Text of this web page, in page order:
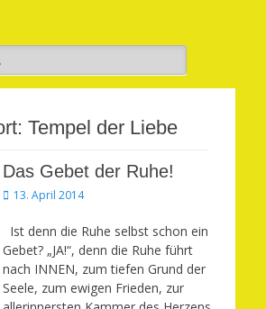
Tempel der Liebe
Das Gebet der Ruhe!
Veröffentlicht
13. April 2014
Ist denn die Ruhe selbst schon ein
Gebet? „JA!“, denn die Ruhe führt
nach INNEN, zum tiefen Grund der
Seele, zum ewigen Frieden, zur